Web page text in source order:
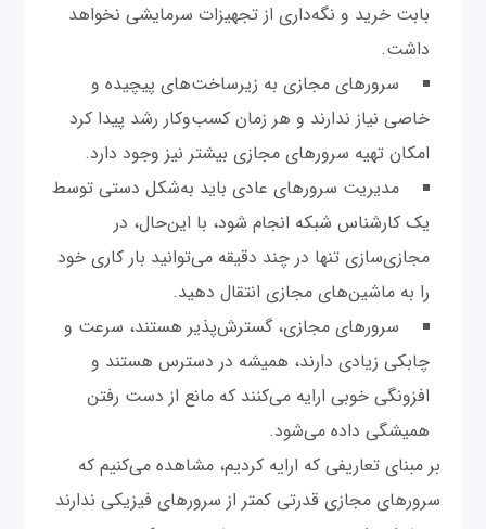
بابت خرید و نگه‌داری از تجهیزات سرمایشی نخواهد
داشت.
سرورهای مجازی به زیرساخت‌های پیچیده و
خاصی نیاز ندارند و هر زمان کسب‌وکار رشد پیدا کرد
امکان تهیه سرورهای مجازی بیشتر نیز وجود دارد.
مدیریت سرورهای عادی باید به‌شکل دستی توسط
یک کارشناس شبکه انجام شود، با این‌حال، در
مجازی‌سازی تنها در چند دقیقه می‌توانید بار کاری خود
را به ماشین‌های مجازی انتقال دهید.
سرورهای مجازی، گسترش‌پذیر هستند، سرعت و
چابکی زیادی دارند، همیشه در دسترس هستند و
افزونگی خوبی ارایه می‌کنند که مانع از دست رفتن
همیشگی داده می‌شود.
بر مبنای تعاریفی که ارایه کردیم، مشاهده می‌کنیم که
سرورهای مجازی قدرتی کمتر از سرورهای فیزیکی ندارند